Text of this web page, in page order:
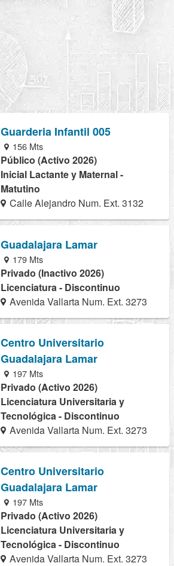
Guarderia Infantil 005
156 Mts
Público (Activo 2026)
Inicial Lactante y Maternal -
Matutino
Calle Alejandro Num. Ext. 3132
Guadalajara Lamar
179 Mts
Privado (Inactivo 2026)
Licenciatura - Discontinuo
Avenida Vallarta Num. Ext. 3273
Centro Universitario
Guadalajara Lamar
197 Mts
Privado (Activo 2026)
Licenciatura Universitaria y
Tecnológica - Discontinuo
Avenida Vallarta Num. Ext. 3273
Centro Universitario
Guadalajara Lamar
197 Mts
Privado (Activo 2026)
Licenciatura Universitaria y
Tecnológica - Discontinuo
Avenida Vallarta Num. Ext. 3273